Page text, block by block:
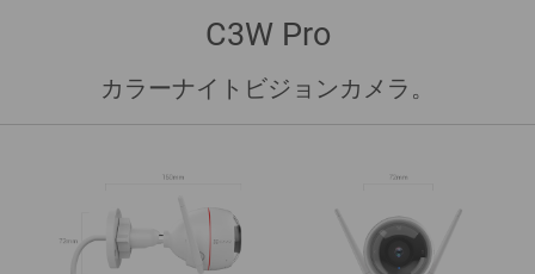
C3W Pro
カラーナイトビジョンカメラ。